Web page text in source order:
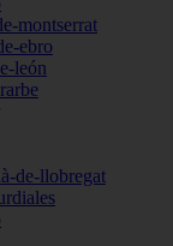
montserrat
ebro
león
de-llobregat